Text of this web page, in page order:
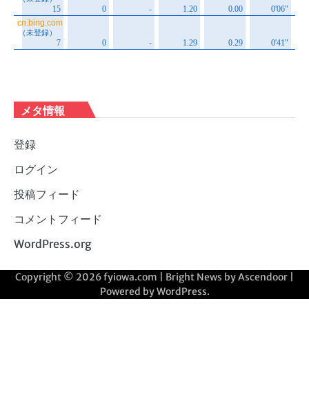
メタ情報
登録
ログイン
投稿フィード
コメントフィード
WordPress.org
Copyright © 2026fyiowa.com | Bright News byAscendoor
Powered byWordPress.